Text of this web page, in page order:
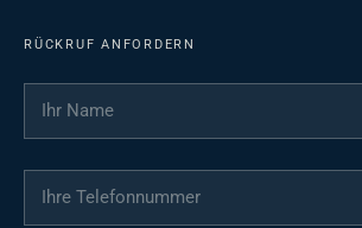
RÜCKRUF ANFORDERN
Ihr Name
Ihre Telefonnummer